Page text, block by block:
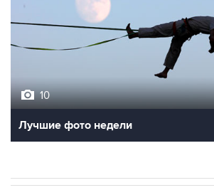
10
Лучшие фото недели